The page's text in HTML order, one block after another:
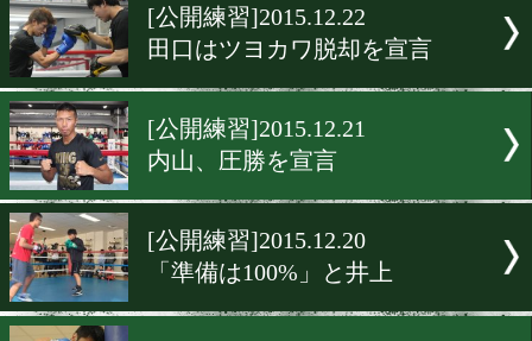
[公開練習]2015.12.23
パレナス「経験は自分が上
[公開練習]2015.12.23
メンドーサ「完璧な仕上が